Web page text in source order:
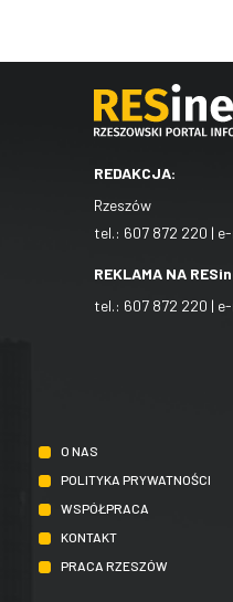
REDAKCJA:
Rzeszów
tel.: 607 872 220 |
REKLAMA NA
tel.: 607 872 220 |
O NAS
POLITYKA PRYWATNOŚCI
WSPÓŁPRACA
KONTAKT
PRACA RZESZÓW